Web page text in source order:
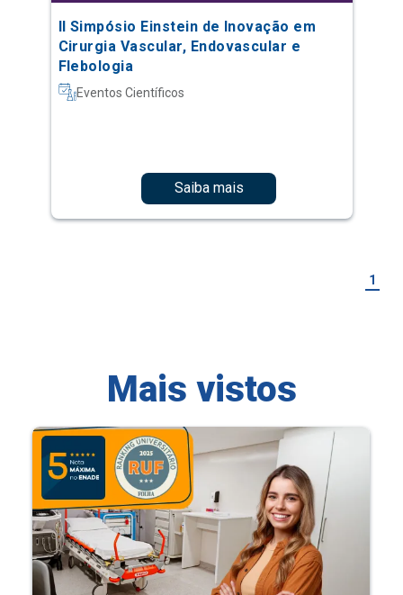
II Simpósio Einstein de Inovação em
Cirurgia Vascular, Endovascular e
Flebologia
Eventos Científicos
Saiba mais
1
Mais vistos